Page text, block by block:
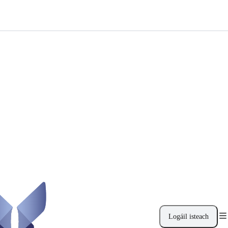
Logáil isteach